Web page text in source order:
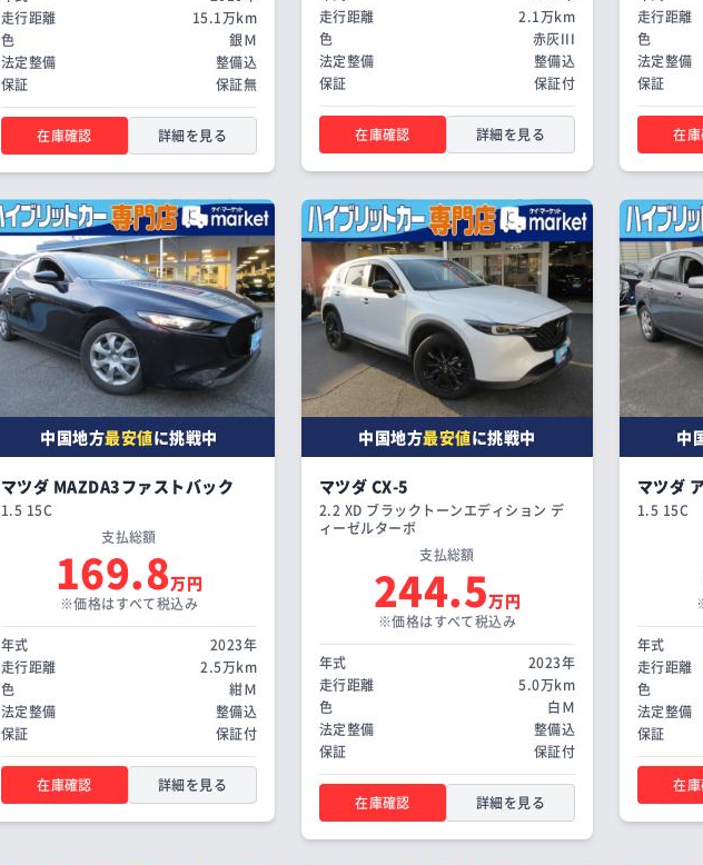
走行距離
15.1万km
色
銀Ｍ
法定整備
整備込
保証
保証無
在庫確認 詳細を見る
走行距離
2.1万km
色
赤灰III
法定整備
整備込
保証
保証付
在庫確認 詳細を見る
走行距離
色
法定整備
保証
在
中国地方最安値に挑戦中
マツダ MAZDA3ファストバック
1.5 15C
支払総額
169.8万円
※価格はすべて税込み
年式
2023年
走行距離
2.5万km
色
紺Ｍ
法定整備
整備込
保証
保証付
在庫確認 詳細を見る
中国地方最安値に挑戦中
マツダ CX-5
2.2 XD ブラックトーンエディション デ
ィーゼルターボ
支払総額
244.5万円
※価格はすべて税込み
年式
2023年
走行距離
5.0万km
色
白Ｍ
法定整備
整備込
保証
保証付
在庫確認 詳細を見る
中
マツダ
1.5 15C
年式
走行距離
色
法定整備
保証
在